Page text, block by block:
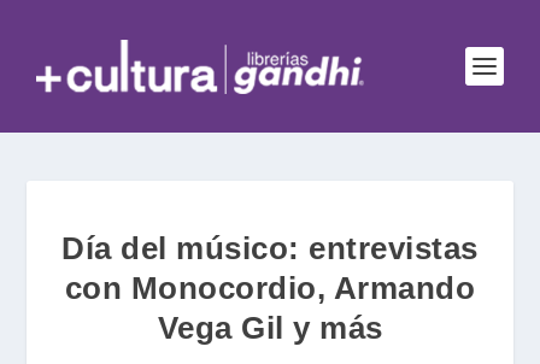
Día del músico: entrevistas
con Monocordio, Armando
Vega Gil y más